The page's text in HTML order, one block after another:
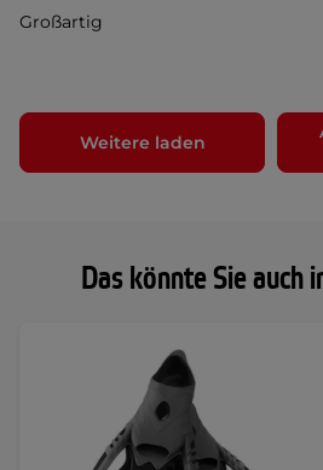
Das könnte Sie auch
Großartig
Weitere laden